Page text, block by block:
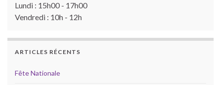
Lundi : 15h00 - 17h00
Vendredi : 10h - 12h
ARTICLES RÉCENTS
Fête Nationale